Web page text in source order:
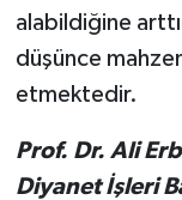
alabildiğine
düşünce
etmektedir.
Prof. Dr. Ali
Diyanet İşleri